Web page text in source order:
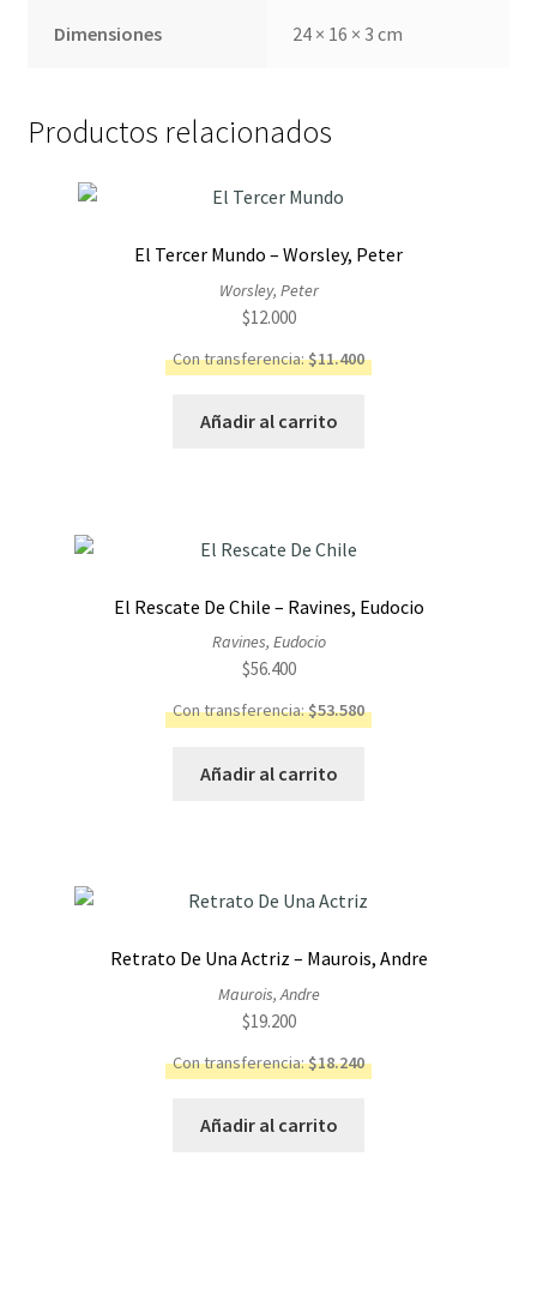
Dimensiones 24 × 16 × 3 cm
Productos relacionados
El Tercer Mundo – Worsley, Peter
Worsley, Peter
$12.000
Con transferencia:$11.400
Añadir al carrito
El Rescate De Chile – Ravines, Eudocio
Ravines, Eudocio
$56.400
Con transferencia:$53.580
Añadir al carrito
Retrato De Una Actriz – Maurois, Andre
Maurois, Andre
$19.200
Con transferencia:$18.240
Añadir al carrito